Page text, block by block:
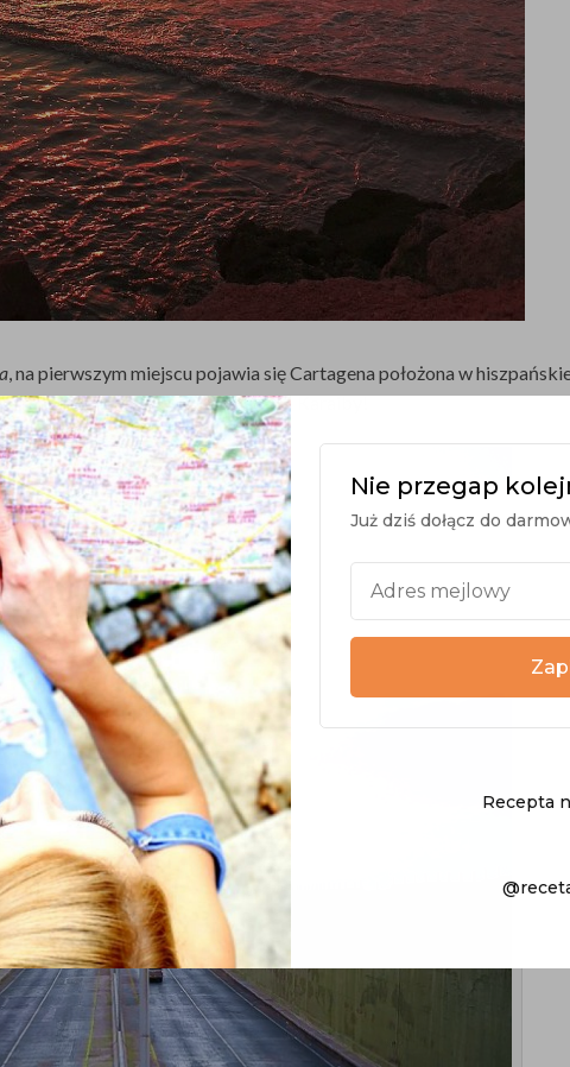
Nie przegap
Już dziś dołącz do
Recepta
, na pierwszym miejscu pojawia się Cartagena położona w
razem zabrać. Polecimy dalej – na Karaiby!